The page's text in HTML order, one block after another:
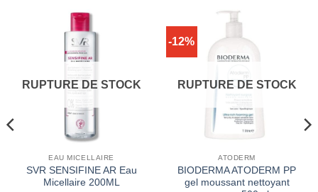
RUPTURE DE STOCK
EAU MICELLAIRE
SVR SENSIFINE AR Eau
Micellaire 200ML
-12%
RUPTURE DE STOCK
ATODERM
BIODERMA ATODERM PP
gel moussant nettoyant